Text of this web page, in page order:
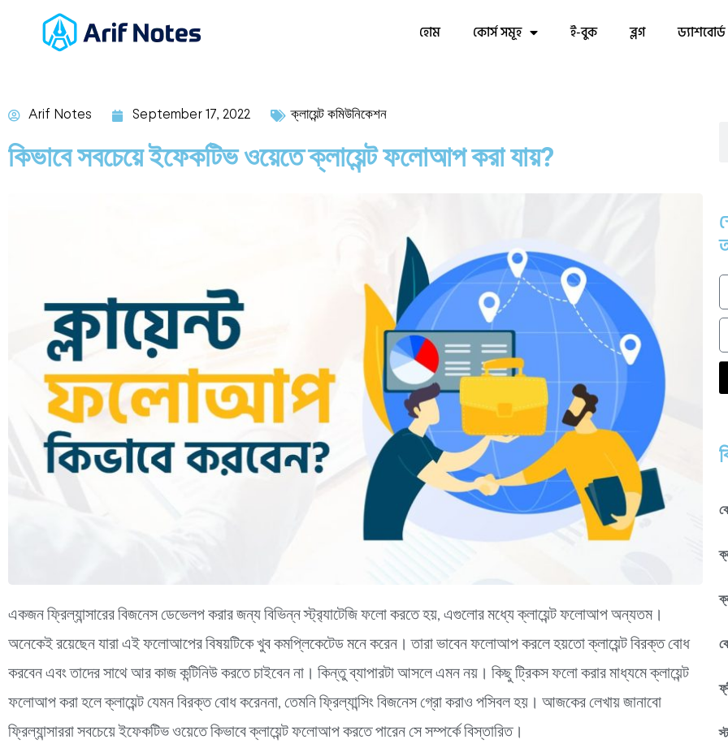
হোম কোর্স সমূহ ই-বুক ব্লগ ড্যাশবোর্ড
Arif Notes September 17, 2022 ক্লায়েন্ট কমিউনিকেশন
কিভাবে সবচেয়ে ইফেকটিভ ওয়েতে ক্লায়েন্ট ফলোআপ করা যায়?
একজন ফ্রিল্যান্সারের বিজনেস ডেভেলপ করার জন্য বিভিন্ন স্ট্র‍্যাটেজি ফলো করতে হয়, এগুলোর মধ্যে ক্লায়েন্ট ফলোআপ অন্যতম।
অনেকেই রয়েছেন যারা এই ফলোআপের বিষয়টিকে খুব কমপ্লিকেটেড মনে করেন। তারা ভাবেন ফলোআপ করলে হয়তো ক্লায়েন্ট বিরক্ত বোধ
করবেন এবং তাদের সাথে আর কাজ কন্টিনিউ করতে চাইবেন না। কিন্তু ব্যাপারটা আসলে এমন নয়। কিছু ট্রিকস ফলো করার মাধ্যমে ক্লায়েন্ট
ফলোআপ করা হলে ক্লায়েন্ট যেমন বিরক্ত বোধ করেননা, তেমনি ফ্রিল্যান্সিং বিজনেস গ্রো করাও পসিবল হয়। আজকের লেখায় জানাবো
ফ্রিল্যান্সাররা সবচেয়ে ইফেকটিভ ওয়েতে কিভাবে ক্লায়েন্ট ফলোআপ করতে পারেন সে সম্পর্কে বিস্তারিত।